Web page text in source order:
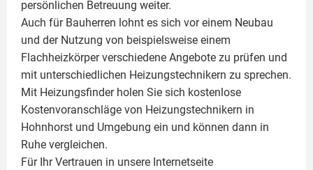
persönlichen Betreuung weiter.
Auch für Bauherren lohnt es sich vor einem Neubau
und der Nutzung von beispielsweise einem
Flachheizkörperverschiedene Angebote zu prüfen und
mit unterschiedlichen Heizungstechnikern zu sprechen.
Mit Heizungsfinder holen Sie sich kostenlose
Kostenvoranschläge von Heizungstechnikern in
Hohnhorst und Umgebung ein und können dann in
Ruhe vergleichen.
Für Ihr Vertrauen in unsere Internetseite